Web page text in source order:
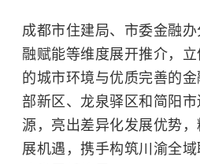
成都市住建局、市委金融
融赋能等维度展开推介，
的城市环境与优质完善的
部新区、龙泉驿区和简阳
源，亮出差异化发展优势
展机遇，携手构筑川渝全